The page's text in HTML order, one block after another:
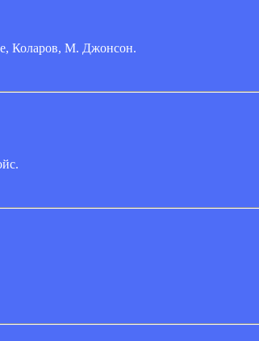
Коларов, М. Джонсон.